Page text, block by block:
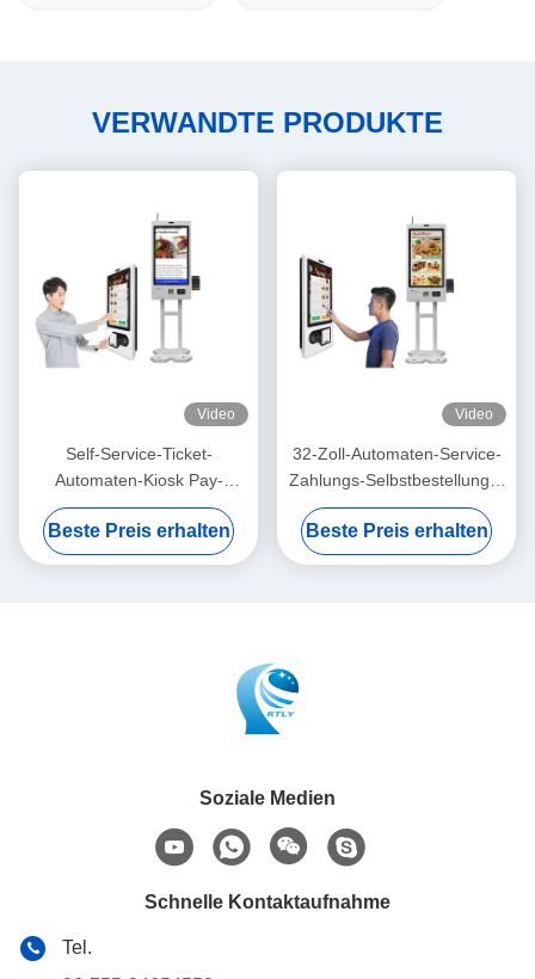
VERWANDTE PRODUKTE
Video
Self-Service-Ticket-
Automaten-Kiosk Pay-
Maschine-Barcode-Scanner-
Kette
Beste Preis erhalten
Video
32-Zoll-Automaten-Service-
Zahlungs-Selbstbestellungs-
Kiosk-System
Beste Preis erhalten
Soziale Medien
Schnelle Kontaktaufnahme
Tel.